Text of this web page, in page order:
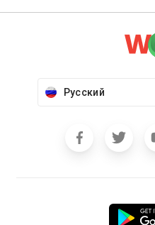
Русский